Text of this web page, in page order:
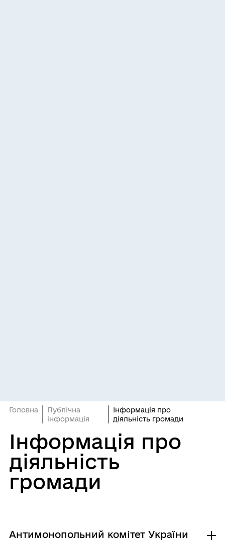
Головна
Публічна
інформація
Інформація про
діяльність громади
Інформація про
діяльність
громади
Антимонопольний комітет України